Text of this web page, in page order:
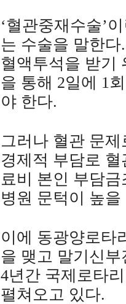
‘혈관중재수술’
는 수술을 말한
혈액투석을 받기
을 통해 2일에 1
야 한다.
그러나 혈관 문
경제적 부담로
료비 본인 부담
병원 문턱이 높
이에 동광양로타
을 맺고 말기신
4년간 국제로타
펼쳐오고 있다.